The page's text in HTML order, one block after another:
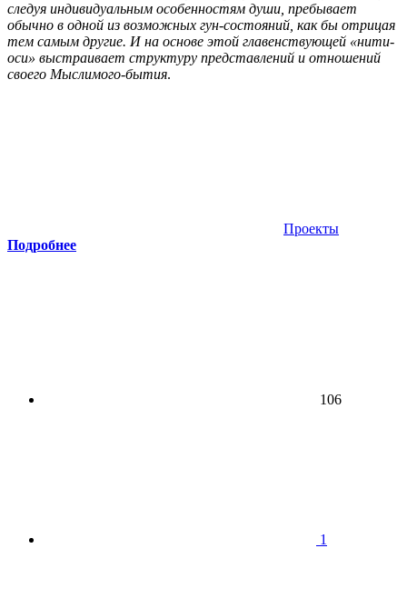
следуя индивидуальным особенностям души, пребывает
обычно в одной из возможных гун-состояний, как бы отрицая
тем самым другие. И на основе этой главенствующей «нити-
оси» выстраивает структуру представлений и отношений
своего Мыслимого-бытия.
Проекты
Подробнее
106
1